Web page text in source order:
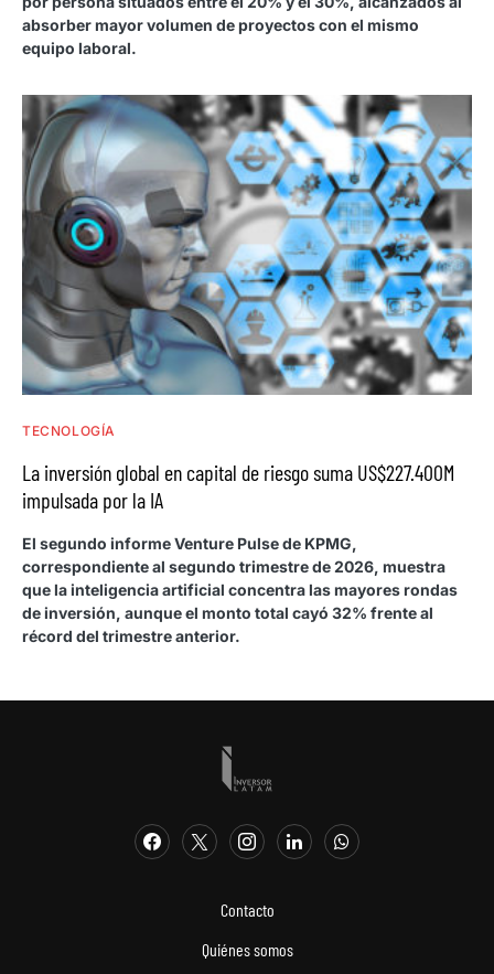
absorber mayor volumen de proyectos con el mismo
equipo laboral.
TECNOLOGÍA
La inversión global en capital de riesgo suma US$227.400M
impulsada por la IA
El segundo informe Venture Pulse de KPMG,
correspondiente al segundo trimestre de 2026, muestra
que la inteligencia artificial concentra las mayores rondas
de inversión, aunque el monto total cayó 32% frente al
récord del trimestre anterior.
Contacto
Quiénes somos